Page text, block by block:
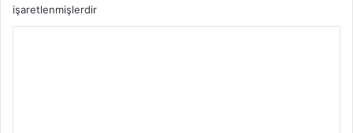
işaretlenmişlerdir